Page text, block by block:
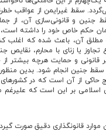
مادر منجر می‌گردد. سقط غیرایمن از
جنین و قانونی‌سازی آن، از
حکم خاص خود را داشته است،
آن، باعث شده که اغلب
تجاوز یا زنای با محارم،
قانونی و حمایت هرچه بیشتر
جنین انجام شود. بدین
از آن است که در کشورهای
بر این است که
قانونگذاری دقیق صورت